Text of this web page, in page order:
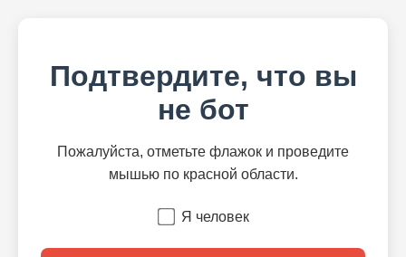
Подтвердите, что вы
не бот
Пожалуйста, отметьте флажок и проведите
мышью по красной области.
Я человек